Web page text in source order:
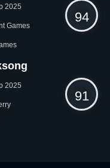
2025
Games
94
2025
91